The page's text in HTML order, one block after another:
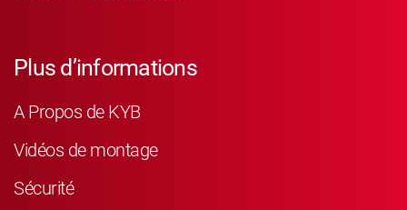
Plus d’informations
A Propos de KYB
Vidéos de montage
Sécurité